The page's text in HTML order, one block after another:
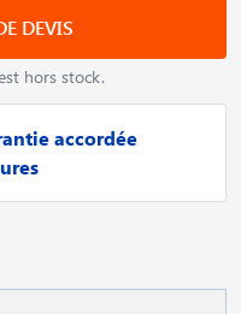
DEVIS
hors stock.
accordée